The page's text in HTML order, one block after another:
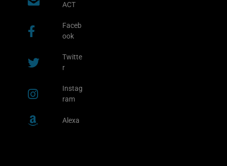
ACT
Faceb
ook
Twitte
r
Instag
ram
Alexa